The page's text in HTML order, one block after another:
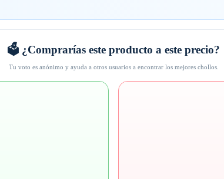
🗳️ ¿Comprarías este producto a este precio?
Tu voto es anónimo y ayuda a otros usuarios a encontrar los mejores chollos.